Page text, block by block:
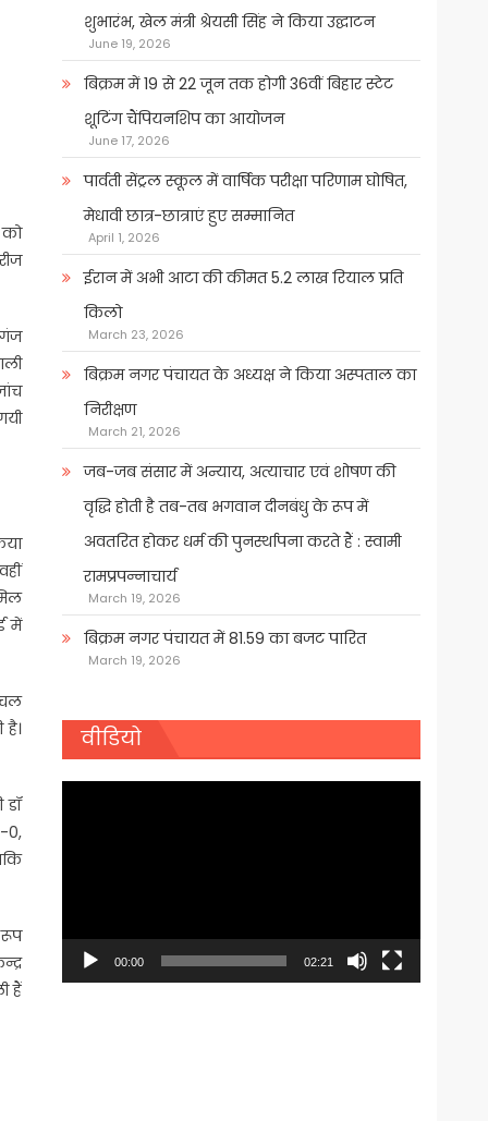
को
में
है।
डॉ
0,
रूप
हैं
शुभारंभ, खेल मंत्री श्रेयसी सिंह ने किया उद्घाटन
June 19, 2026
बिक्रम में 19 से 22 जून तक होगी 36वीं बिहार स्टेट
शूटिंग चैंपियनशिप का आयोजन
June 17, 2026
पार्वती सेंट्रल स्कूल में वार्षिक परीक्षा परिणाम घोषित,
मेधावी छात्र-छात्राएं हुए सम्मानित
April 1, 2026
ईरान में अभी आटा की कीमत 5.2 लाख रियाल प्रति
किलो
March 23, 2026
बिक्रम नगर पंचायत के अध्यक्ष ने किया अस्पताल का
निरीक्षण
March 21, 2026
जब-जब संसार में अन्याय, अत्याचार एवं शोषण की
वृद्धि होती है तब-तब भगवान दीनबंधु के रूप में
अवतरित होकर धर्म की पुनर्स्थापना करते हैं : स्वामी
रामप्रपन्नाचार्य
March 19, 2026
बिक्रम नगर पंचायत में 81.59 का बजट पारित
March 19, 2026
वीडियो
00:00 02:21